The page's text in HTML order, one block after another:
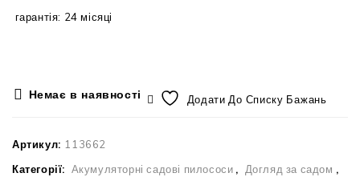
гарантія: 24 місяці
Немає в наявності Додати До Списку Бажань
Артикул: 113662
Категорії: Акумуляторні садові пилососи , Догляд за садом ,